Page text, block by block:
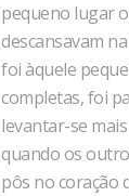
pequeno lugar
descansavam
foi àquele
completas, foi
levantar-se
quando os
pôs no coração